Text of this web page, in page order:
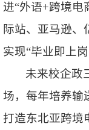
进“外语+跨境电
际站、亚马逊、
实现“毕业即上
未来校企政
场，每年培养输
打造东北亚跨境